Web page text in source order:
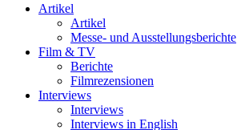
Artikel
Artikel
Messe- und Ausstellungsberichte
Film & TV
Berichte
Filmrezensionen
Interviews
Interviews
Interviews in English